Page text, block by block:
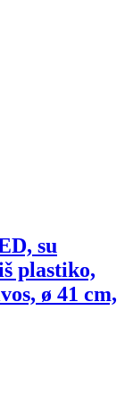
su
plastiko,
ø 41 cm,